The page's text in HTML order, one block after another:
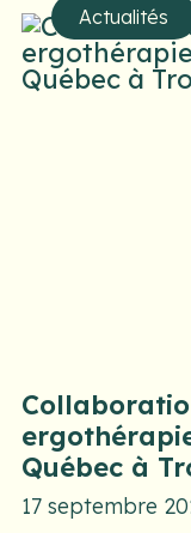
Actualités
Québec à
17 septembre